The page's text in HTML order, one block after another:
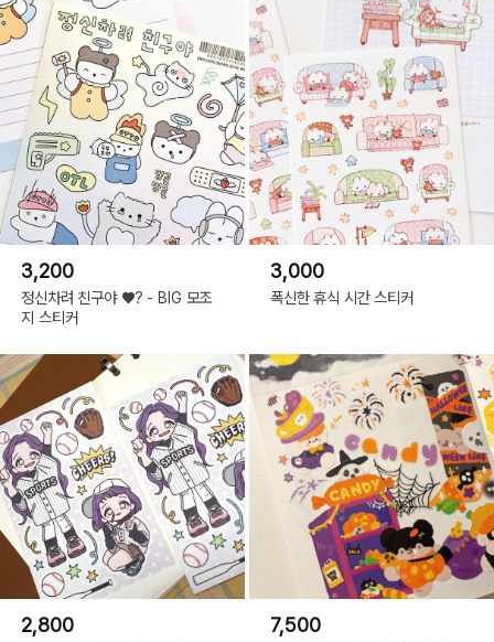
3,200
정신차려 친구야 ♥? - BIG 모조
지 스티커
3,000
폭신한 휴식 시간 스티커
2,800 7,500